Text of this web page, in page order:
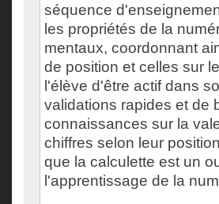
séquence
les propriétés de la
mentaux, coordonnant
de position et celles sur
l'élève d'être actif dans
validations rapides et de
connaissances sur la
chiffres selon leur
que la calculette est un
l'apprentissage de la